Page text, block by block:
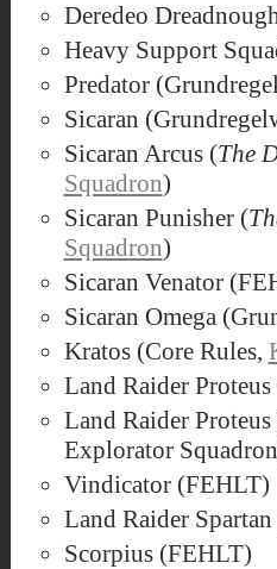
Deredeo
Heavy Support
Predator
Sicaran
Sicaran Arcus (The
Squadron)
Sicaran Punisher (
Squadron)
Sicaran Venator
Sicaran Omega
Kratos (Core Rules,
Land Raider
Land Raider
Explorator
Vindicator (FEHLT)
Land Raider
Scorpius (FEHLT)